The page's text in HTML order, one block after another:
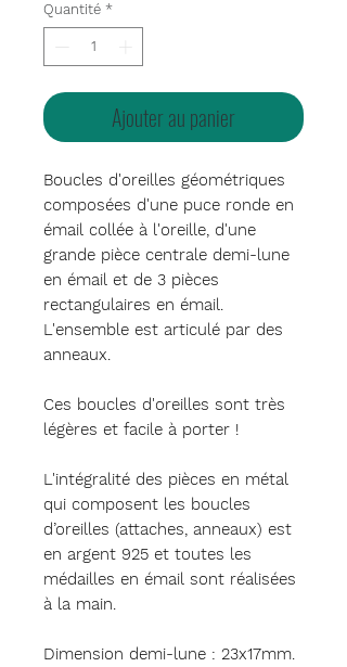
Quantité *
Ajouter au panier
Boucles d'oreilles géométriques
composées d'une puce ronde en
émail collée à l'oreille, d'une
grande pièce centrale demi-lune
en émail et de 3 pièces
rectangulaires en émail.
L'ensemble est articulé par des
anneaux.
Ces boucles d'oreilles sont très
légères et facile à porter !
L'intégralité des pièces en métal
qui composent les boucles
d’oreilles (attaches, anneaux) est
en argent 925 et toutes les
médailles en émail sont réalisées
à la main.
Dimension demi-lune : 23x17mm.